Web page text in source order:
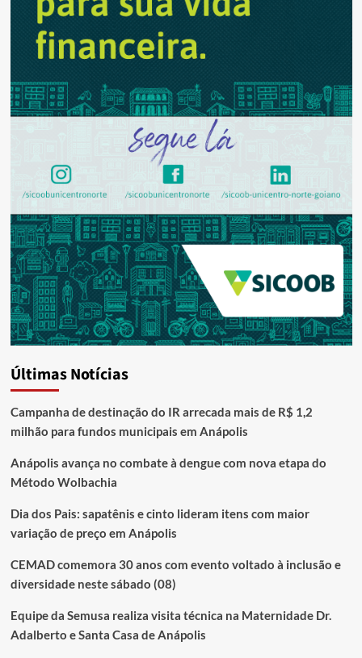
Últimas Notícias
Campanha de destinação do IR arrecada mais de R$ 1,2
milhão para fundos municipais em Anápolis
Anápolis avança no combate à dengue com nova etapa do
Método Wolbachia
Dia dos Pais: sapatênis e cinto lideram itens com maior
variação de preço em Anápolis
CEMAD comemora 30 anos com evento voltado à inclusão e
diversidade neste sábado (08)
Equipe da Semusa realiza visita técnica na Maternidade Dr.
Adalberto e Santa Casa de Anápolis